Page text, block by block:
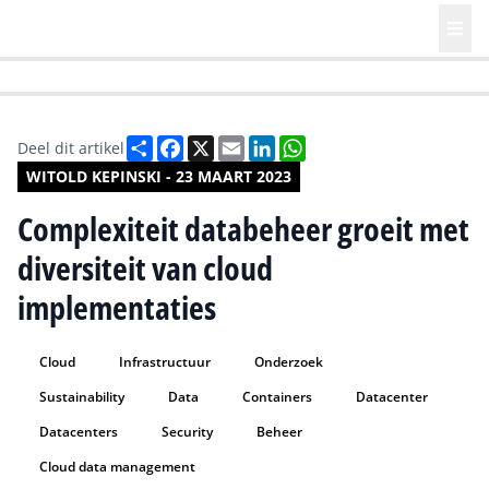
WITOLD KEPINSKI - 23 MAART 2023
Deel dit artikel DeelFacebook
X EmailLinkedIn
Complexiteit databeheer groeit met
diversiteit van cloud
implementaties
Cloud Infrastructuur
Onderzoek
Sustainability
Data Containers
Datacenter
Datacenters
Security
Beheer
Cloud data management